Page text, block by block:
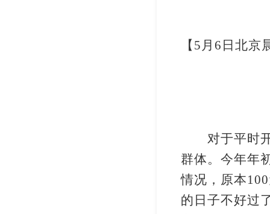
【 5 月 6 日北京
对于平时开
群体。今年年
情况，原本100
的日子不好过